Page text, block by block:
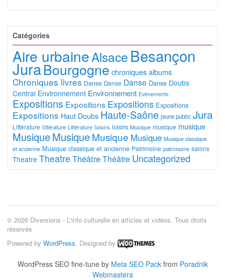
Catégories
Aire urbaineAlsace Besançon
JuraBourgogne chroniques albums
Chroniques livres Danse Danse Danse Danse Doubs
Central Environnement Environnement Evénements
Expositions Expositions Expositions Expositions
Expositions Haut Doubs Haute-Saône jeune public Jura
Littérature littérature Littérature loisirs loisirs Musique musique musique
MusiqueMusiqueMusique Musique Musique classique
et ancienne Musique classique et ancienne Patrimoine patrimoine salons
Theatre Theatre ThéâtreThéâtre Uncategorized
© 2026 Diversions - L'info culturelle en articles et vidéos. Tous droits
réservés
Powered by WordPress. Designed by
WordPress SEO fine-tune by Meta SEO Packfrom Poradnik
Webmastera